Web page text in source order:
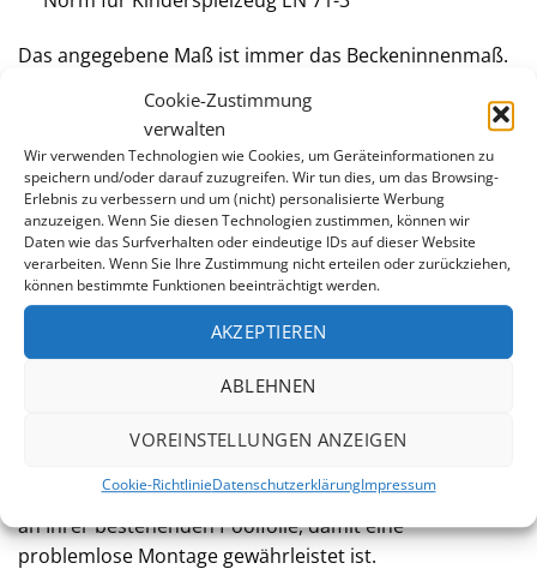
Cookie-Zustimmung
verwalten
Wir verwenden Technologien wie Cookies, um Geräteinformationen zu
speichern und/oder darauf zuzugreifen. Wir tun dies, um das Browsing-
Erlebnis zu verbessern und um (nicht) personalisierte Werbung
anzuzeigen. Wenn Sie diesen Technologien zustimmen, können wir
Daten wie das Surfverhalten oder eindeutige IDs auf dieser Website
verarbeiten. Wenn Sie Ihre Zustimmung nicht erteilen oder zurückziehen,
können bestimmte Funktionen beeinträchtigt werden.
AKZEPTIEREN
ABLEHNEN
VOREINSTELLUNGEN ANZEIGEN
Cookie-RichtlinieDatenschutzerklärungImpressum
Das angegebene Maß ist immer das Beckeninnenmaß.
Zentimeter kleiner, damit sich die Poolfolie unter
leichtem Zug faltenfrei montieren läßt. Die
Überlappungvon Folien beträgt in der Regel 10-15
Zentimeter.
Als Schutz vor Beschädigung der Poolfolie empfehlen
wir zusätzlich die Verwendung einesUnterlagsvlieses
da es die Folie vor mechanischen Beschädigungen
schützt und chemische Reaktionen zwischen Folie und
Untergrund verhindert. Anläßlich des Folientausches
der Sanierung zu ersetzen.
Orientieren Sie sich bei der Wahl der Folienbefestigung
an Ihrer bestehenden Poolfolie, damit eine
problemlose Montage gewährleistet ist.